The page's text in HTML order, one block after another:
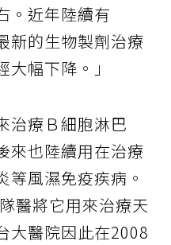
。近年陸續有
新的生物製劑治療
幅下降。」
治療Ｂ細胞淋巴
來也陸續用在治療
等風濕免疫疾病。
醫將它用來治療天
大醫院因此在2008